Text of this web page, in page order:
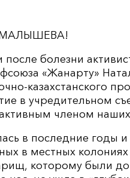
болезни
«Жанарту»
казахстанского
в учредительном
членом
в последние годы
в местных
которому были